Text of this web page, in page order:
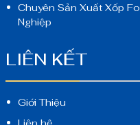
Chuyên Sản Xuất Xốp
Nghiệp
LIÊN KẾT
Giới Thiệu